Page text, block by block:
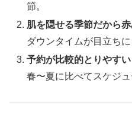
節。
肌を隠せる季節だから
ダウンタイムが目立ち
予約が比較的とりやすい
春〜夏に比べてスケジュ